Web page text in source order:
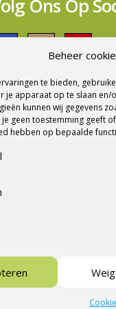
Beheer
te bieden,
je apparaat op te slaan
kunnen wij gegevens
je geen toestemming geeft
hebben op bepaalde
Ons Op
Cookies